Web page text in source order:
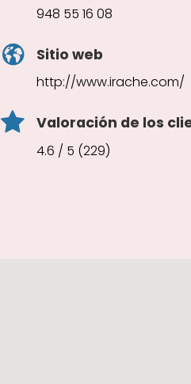
948 55 16 08
Sitio web
http://www.irache.com/
Valoración de los
4.6 / 5 (229)